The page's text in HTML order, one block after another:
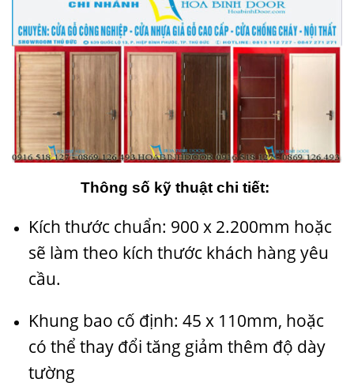
Thông số kỹ thuật chi tiết:
Kích thước chuẩn: 900 x 2.200mm hoặc
sẽ làm theo kích thước khách hàng yêu
cầu.
Khung bao cố định: 45 x 110mm, hoặc
có thể thay đổi tăng giảm thêm độ dày
tường